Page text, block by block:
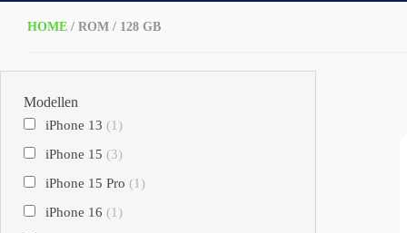
HOME / ROM / 128 GB
Modellen
iPhone 13 (1)
iPhone 15 (3)
iPhone 15 Pro (1)
iPhone 16 (1)